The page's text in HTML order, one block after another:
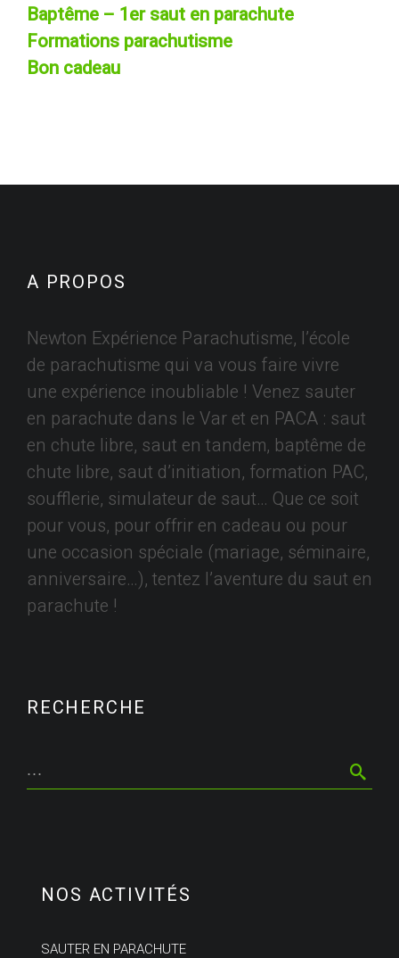
Baptême – 1er saut en parachute
Formations parachutisme
Bon cadeau
A PROPOS
Newton Expérience Parachutisme, l’école
de parachutisme qui va vous faire vivre
une expérience inoubliable ! Venez sauter
en parachute dans le Var et en PACA : saut
en chute libre, saut en tandem, baptême de
chute libre, saut d’initiation, formation PAC,
soufflerie, simulateur de saut… Que ce soit
pour vous, pour offrir en cadeau ou pour
une occasion spéciale (mariage, séminaire,
anniversaire…), tentez l’aventure du saut en
parachute !
RECHERCHE
NOS ACTIVITÉS
SAUTER EN PARACHUTE